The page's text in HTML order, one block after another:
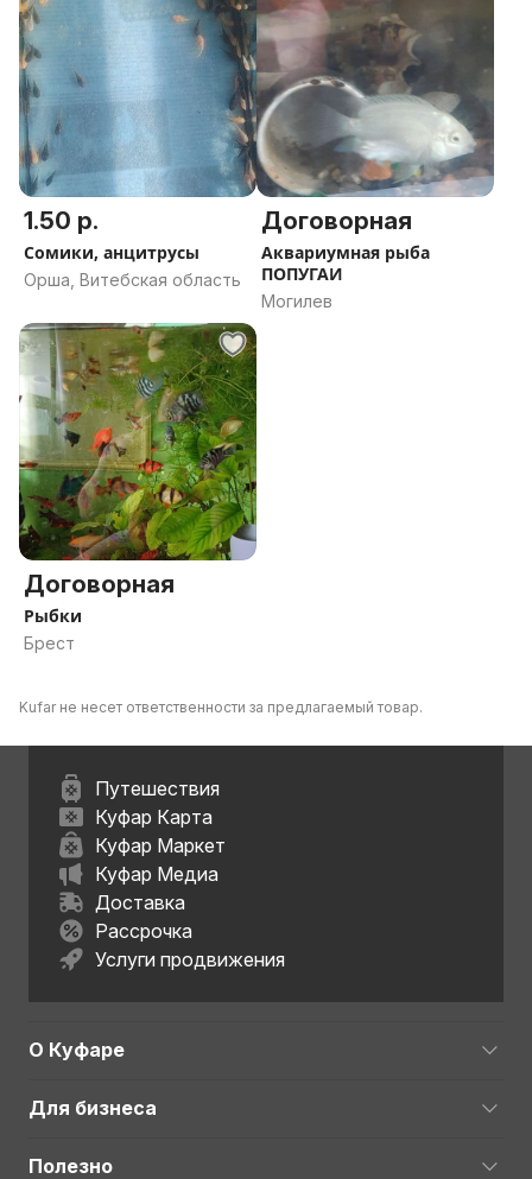
1.50 р.
Сомики, анцитрусы
Орша, Витебская область
Договорная
Аквариумная рыба
ПОПУГАИ
Могилев
Договорная
Рыбки
Брест
Kufar не несет ответственности за предлагаемый товар.
Путешествия
Куфар Карта
Куфар Маркет
Куфар Медиа
Доставка
Рассрочка
Услуги продвижения
О Куфаре
Для бизнеса
Полезно